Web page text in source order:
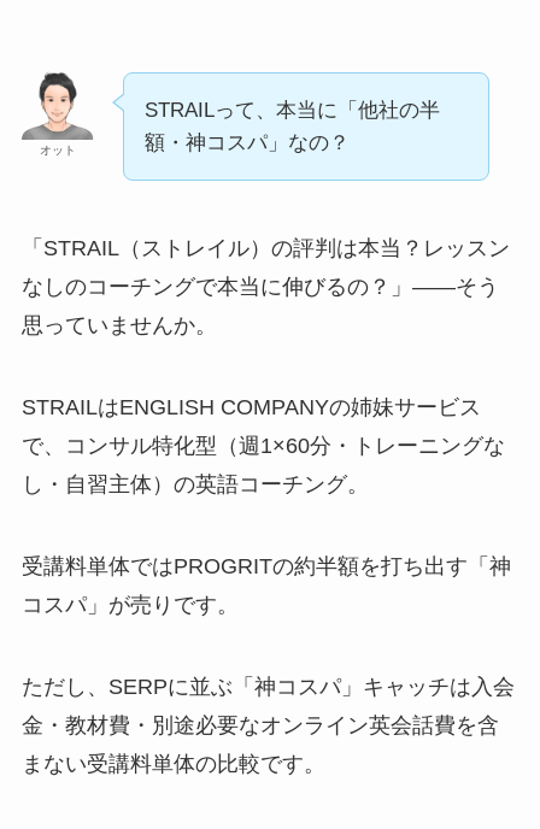
オット
STRAILって、本当に「他社の半
額・神コスパ」なの？
「STRAIL（ストレイル）の評判は本当？レッスン
なしのコーチングで本当に伸びるの？」――そう
思っていませんか。
STRAILはENGLISH COMPANYの姉妹サービス
で、コンサル特化型（週1×60分・トレーニングな
し・自習主体）の英語コーチング。
受講料単体ではPROGRITの約半額を打ち出す「神
コスパ」が売りです。
ただし、SERPに並ぶ「神コスパ」キャッチは入会
金・教材費・別途必要なオンライン英会話費を含
まない受講料単体の比較です。